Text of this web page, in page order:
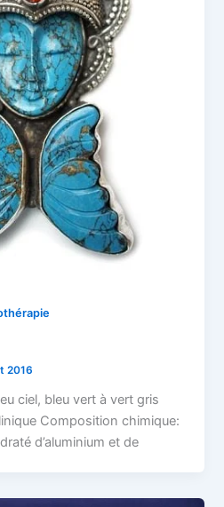
2016
ciel, bleu vert à vert gris
Composition chimique:
d’aluminium et de